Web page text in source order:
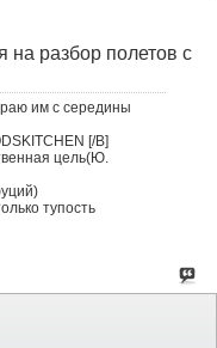
разбор полетов с
им с середины
[/B]
цель(Ю.
тупость